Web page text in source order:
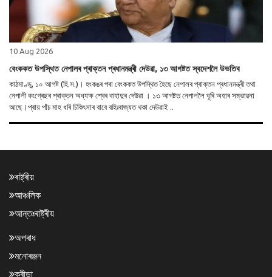
10 Aug 2026
বেংককত উপস্থিত নেপালৰ প্ৰাক্তন প্ৰধানমন্ত্ৰী দেউৱা, ১৩ আগষ্টত স্বদেশলৈ উভতিব
কাঠমাণ্ডু, ১০ আগষ্ট (হি.স.)। হংকঙৰ পৰা বেংককত উপস্থিত হৈছে নেপালৰ প্ৰাক্তন প্ৰধানমন্ত্ৰী তথা
নেপালী কংগ্ৰেছৰ প্ৰাক্তন অধ্যক্ষ শ্বেৰ বাহাদুৰ দেউৱা । ১৩ আগষ্টত নেপাললৈ ঘূৰি অহাৰ সম্ভাৱনা
আছে।প্ৰায় পাঁচ মাহ ধৰি চিকিৎসাৰ বাবে বহিঃৰাজ্যত থকা দেউৱাই ..
ৰাষ্ট্ৰীয়
আঞ্চলিক
আন্তঃৰাষ্ট্ৰীয়
অপৰাধ
মনোৰঞ্জন
ক্ৰীড়া